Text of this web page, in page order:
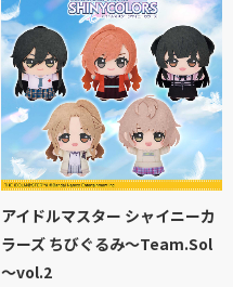
アイドルマスター シャイニーカ
ラーズ ちびぐるみ～Team.Sol
～vol.2